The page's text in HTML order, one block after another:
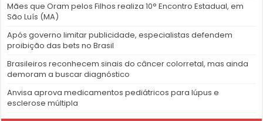
Mães que Oram pelos Filhos realiza 10° Encontro Estadual, em
São Luís (MA)
Após governo limitar publicidade, especialistas defendem
proibição das bets no Brasil
Brasileiros reconhecem sinais do câncer colorretal, mas ainda
demoram a buscar diagnóstico
Anvisa aprova medicamentos pediátricos para lúpus e
esclerose múltipla